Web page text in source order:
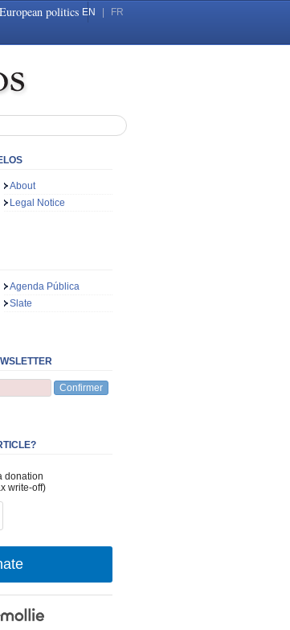
European politics EN FR
About
Legal Notice
Agenda Pública
Slate
Confirmer
donation
write-off)